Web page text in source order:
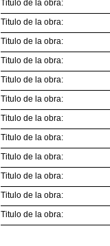
Titulo de la obra:
Titulo de la obra:
Titulo de la obra:
Titulo de la obra:
Titulo de la obra:
Titulo de la obra:
Titulo de la obra:
Titulo de la obra:
Titulo de la obra:
Titulo de la obra:
Titulo de la obra:
Titulo de la obra: